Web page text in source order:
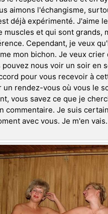
aimons l'échangisme,
déjà expérimenté. J'aime
muscles et qui sont grands,
Cependant, je veux
mon bichon. Je veux crier
pouvez nous voir un soir en
pour vous recevoir à
un rendez-vous où vous le
vous savez ce que je
commentaire. Je suis
avec vous. Je m'en